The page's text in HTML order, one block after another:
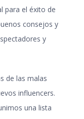
para el éxito de
consejos y
y
de las malas
influencers.
una lista